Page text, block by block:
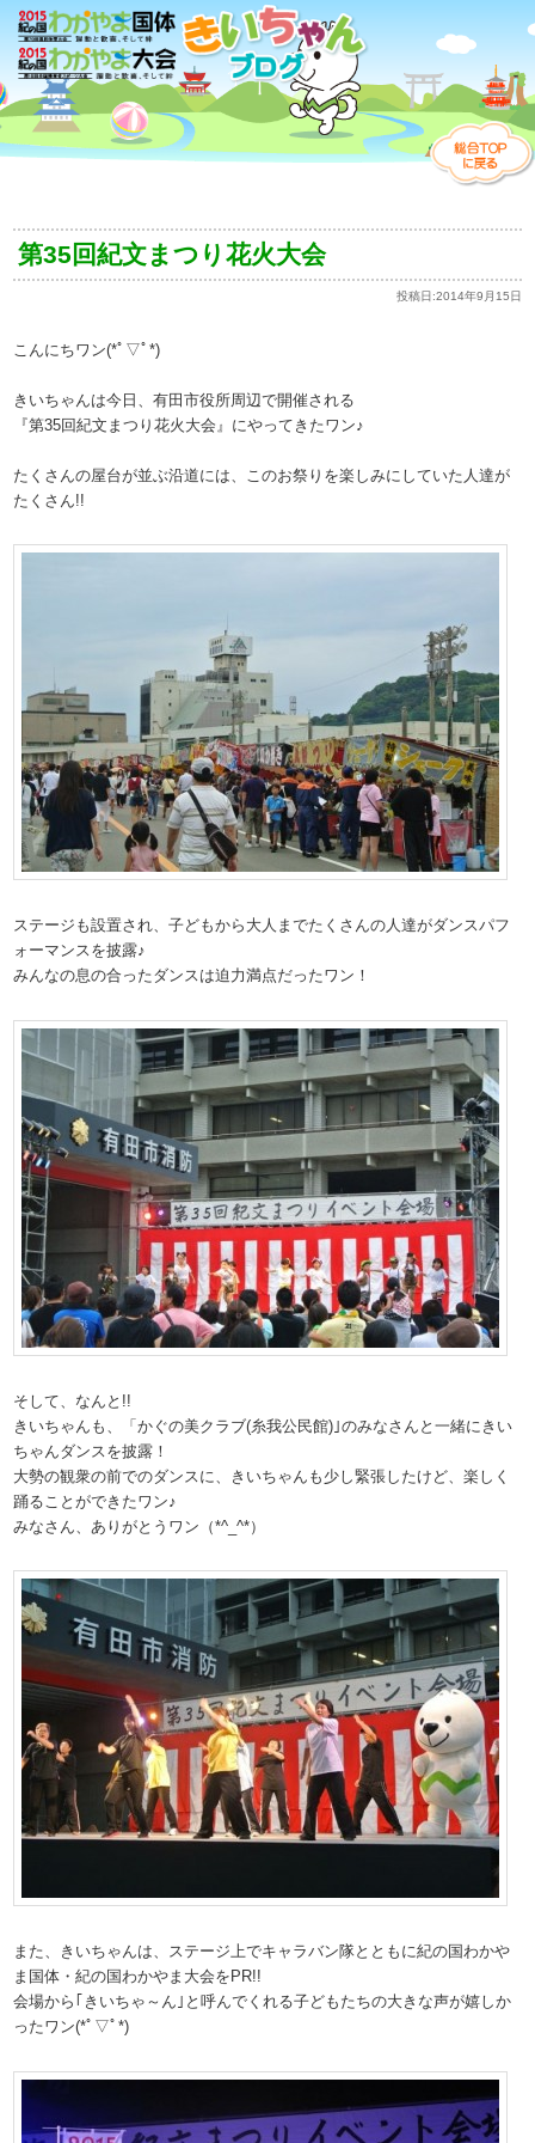
第35回紀文まつり花火大会
投稿日:2014年9月15日
こんにちワン(*ﾟ▽ﾟ*)
きいちゃんは今日、有田市役所周辺で開催される
『第35回紀文まつり花火大会』にやってきたワン♪
たくさんの屋台が並ぶ沿道には、このお祭りを楽しみにしていた人達が
たくさん!!
ステージも設置され、子どもから大人までたくさんの人達がダンスパフ
ォーマンスを披露♪
みんなの息の合ったダンスは迫力満点だったワン！
そして、なんと!!
きいちゃんも、「かぐの美クラブ(糸我公民館)｣のみなさんと一緒にきい
ちゃんダンスを披露！
大勢の観衆の前でのダンスに、きいちゃんも少し緊張したけど、楽しく
踊ることができたワン♪
みなさん、ありがとうワン（*^_^*）
また、きいちゃんは、ステージ上でキャラバン隊とともに紀の国わかや
ま国体・紀の国わかやま大会をPR!!
会場から｢きいちゃ～ん｣と呼んでくれる子どもたちの大きな声が嬉しか
ったワン(*ﾟ▽ﾟ*)